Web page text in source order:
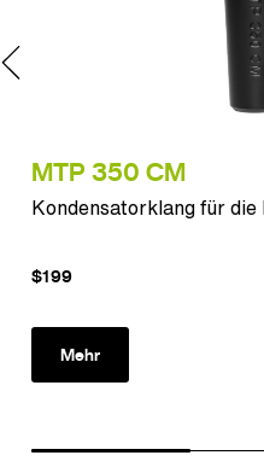
MTP 350 CM
Kondensatorklang für die
$199
Mehr